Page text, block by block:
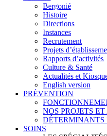
Bergonié
Histoire
Directions
Instances
Recrutement
Projets
Rapports d’activités
Culture & Santé
Actualités et
English version
PRÉVENTION
NOS PROJETS
DÉTERMINANTS
SOINS